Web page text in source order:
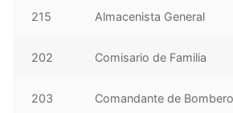
215 Almacenista General
202 Comisario de Familia
203 Comandante de